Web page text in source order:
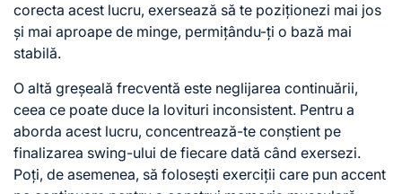
corecta acest lucru, exersează să te poziționezi mai jos
și mai aproape de minge, permițându-ți o bază mai
stabilă.
O altă greșeală frecventă este neglijarea continuării,
ceea ce poate duce la lovituri inconsistent. Pentru a
aborda acest lucru, concentrează-te conștient pe
finalizarea swing-ului de fiecare dată când exersezi.
Poți, de asemenea, să folosești exerciții care pun accent